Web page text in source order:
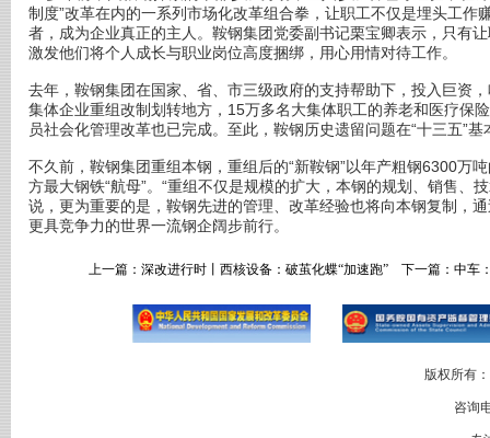
制度”改革在内的一系列市场化改革组合拳，让职工不仅是埋头工作
者，成为企业真正的主人。鞍钢集团党委副书记栗宝卿表示，只有
激发他们将个人成长与职业岗位高度捆绑，用心用情对待工作。
去年，鞍钢集团在国家、省、市三级政府的支持帮助下，投入巨资
集体企业重组改制划转地方，15万多名大集体职工的养老和医疗保
员社会化管理改革也已完成。至此，鞍钢历史遗留问题在“十三五”
不久前，鞍钢集团重组本钢，重组后的“新鞍钢”以年产粗钢6300万
方最大钢铁“航母”。“重组不仅是规模的扩大，本钢的规划、销售、
说，更为重要的是，鞍钢先进的管理、改革经验也将向本钢复制，
更具竞争力的世界一流钢企阔步前行。
上一篇： 深改进行时丨西核设备：破茧化蝶“加速跑” 下一篇： 中车
版权所有
咨询